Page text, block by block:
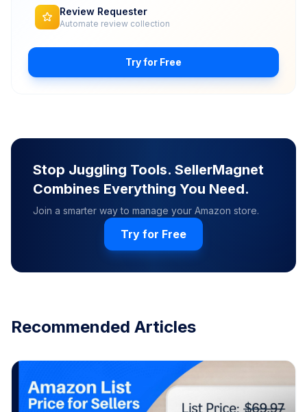
Review Requester
Automate review collection
Try for Free
Stop Juggling Tools. SellerMagnet
Combines Everything You Need.
Join a smarter way to manage your Amazon store.
Try for Free
Recommended Articles